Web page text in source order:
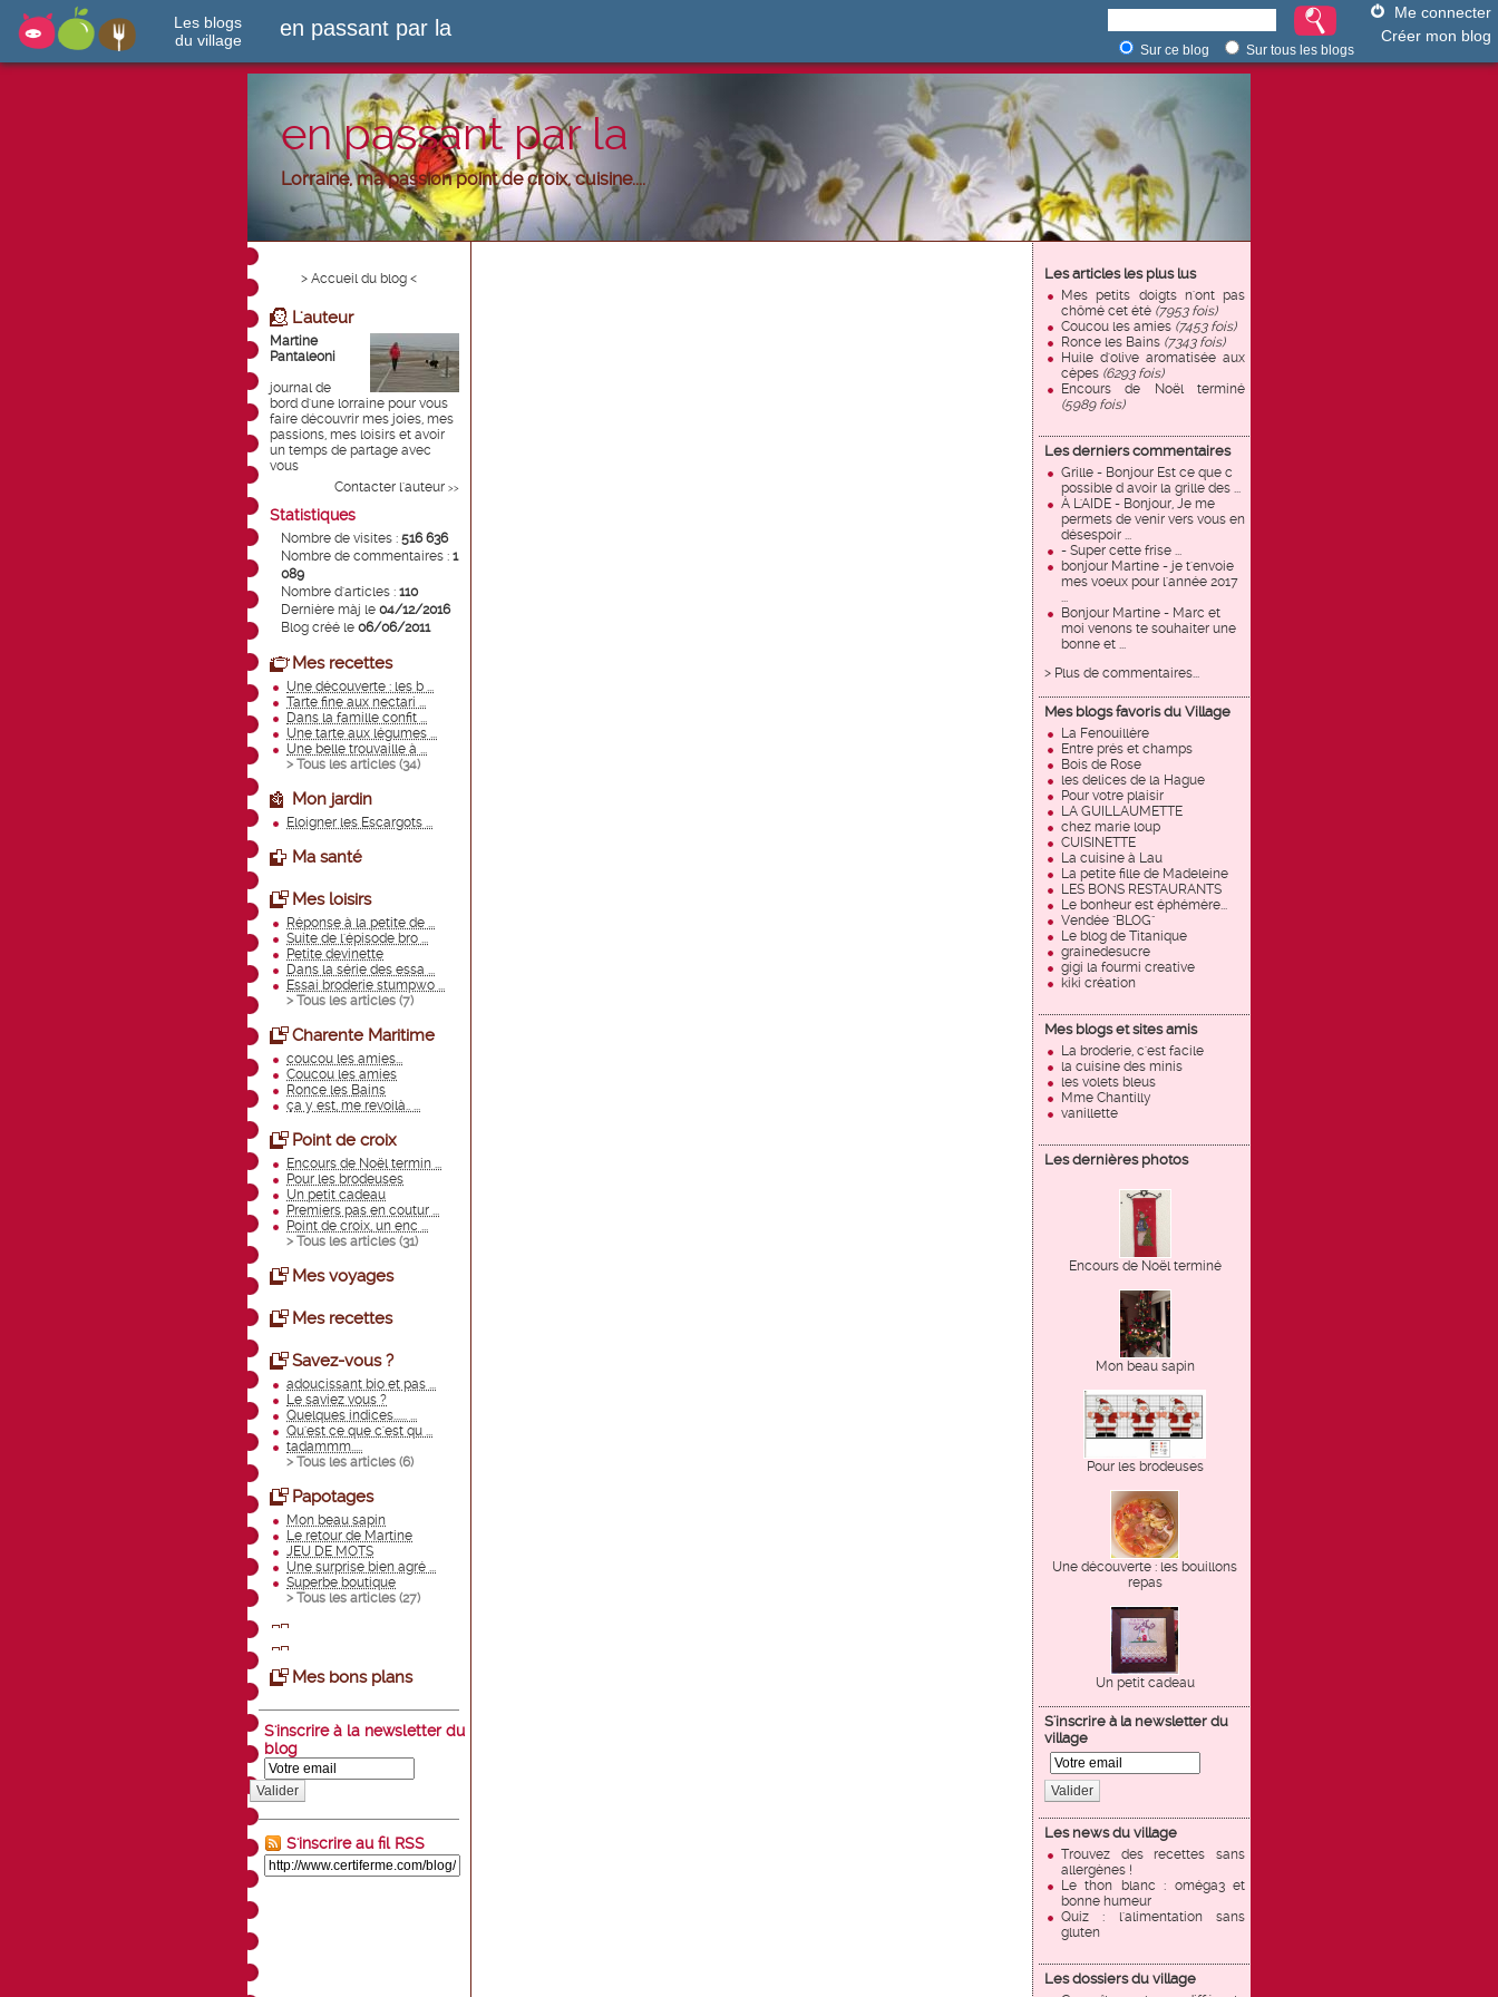
Les blogs
du village
en passant par la
Me connecter
Créer mon blog
Sur ce blog Sur tous les blogs
en passant par la
Lorraine, ma passion point de croix, cuisine....
Les articles les plus lus
Mes petits doigts n'ont pas
chômé cet été (7953 fois)
Coucou les amies (7453 fois)
Ronce les Bains (7343 fois)
Huile d'olive aromatisée aux
cèpes (6293 fois)
Encours de Noël terminé
(5989 fois)
Les derniers commentaires
Grille - Bonjour Est ce que c
possible d avoir la grille des ...
À L'AIDE - Bonjour, Je me
permets de venir vers vous en
désespoir ...
- Super cette frise ...
bonjour Martine - je t'envoie
mes voeux pour l'année 2017
...
Bonjour Martine - Marc et
moi venons te souhaiter une
bonne et ...
> Plus de commentaires...
Mes blogs favoris du Village
La Fenouillère
Entre prés et champs
Bois de Rose
les delices de la Hague
Pour votre plaisir
LA GUILLAUMETTE
chez marie loup
CUISINETTE
La cuisine à Lau
La petite fille de Madeleine
LES BONS RESTAURANTS
Le bonheur est éphémère...
Vendée "BLOG"
Le blog de Titanique
grainedesucre
gigi la fourmi creative
kiki création
Mes blogs et sites amis
La broderie, c'est facile
la cuisine des minis
les volets bleus
Mme Chantilly
vanillette
Les dernières photos
Encours de Noël terminé
Mon beau sapin
Pour les brodeuses
Une découverte : les bouillons
repas
Un petit cadeau
S'inscrire à la newsletter du
village
Valider
Les news du village
Trouvez des recettes sans
allergènes !
Le thon blanc : oméga3 et
bonne humeur
Quiz : l'alimentation sans
gluten
Les dossiers du village
> Accueil du blog <
L'auteur
Martine
Pantaleoni
journal de
bord d'une lorraine pour vous
faire découvrir mes joies, mes
passions, mes loisirs et avoir
un temps de partage avec
vous
Contacter l'auteur >>
Statistiques
Nombre de visites : 516 636
Nombre de commentaires : 1
089
Nombre d'articles : 110
Dernière màj le 04/12/2016
Blog créé le 06/06/2011
Mes recettes
Une découverte : les b ...
Tarte fine aux nectari ...
Dans la famille confit ...
Une tarte aux légumes ...
Une belle trouvaille à ...
> Tous les articles (34)
Mon jardin
Eloigner les Escargots ...
Ma santé
Mes loisirs
Réponse à la petite de ...
Suite de l'épisode bro ...
Petite devinette
Dans la série des essa ...
Essai broderie stumpwo ...
> Tous les articles (7)
Charente Maritime
coucou les amies...
Coucou les amies
Ronce les Bains
ça y est, me revoilà.. ...
Point de croix
Encours de Noël termin ...
Pour les brodeuses
Un petit cadeau
Premiers pas en coutur ...
Point de croix, un enc ...
> Tous les articles (31)
Mes voyages
Mes recettes
Savez-vous ?
adoucissant bio et pas ...
Le saviez vous ?
Quelques indices...... ...
Qu'est ce que c'est qu ...
tadammm.....
> Tous les articles (6)
Papotages
Mon beau sapin
Le retour de Martine
JEU DE MOTS
Une surprise bien agré ...
Superbe boutique
> Tous les articles (27)
Mes bons plans
S'inscrire à la newsletter du
blog
Valider
S'inscrire au fil RSS